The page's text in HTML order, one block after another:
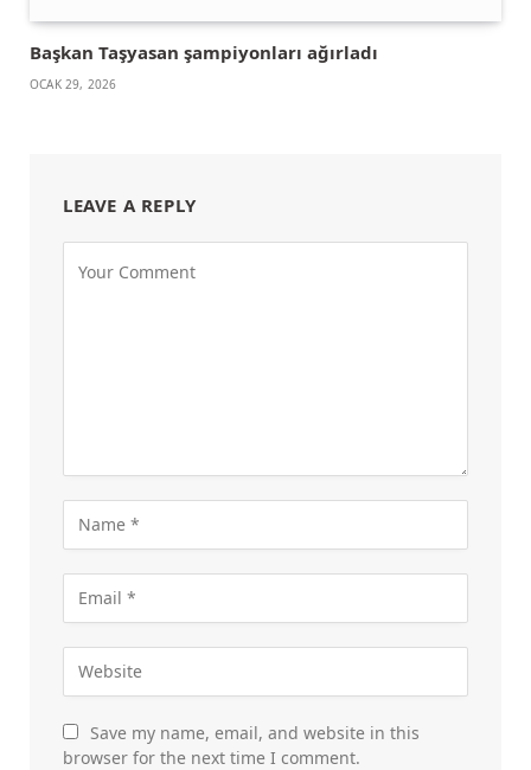
Başkan Taşyasan şampiyonları ağırladı
OCAK 29, 2026
LEAVE A REPLY
Save my name, email, and website in this
browser for the next time I comment.